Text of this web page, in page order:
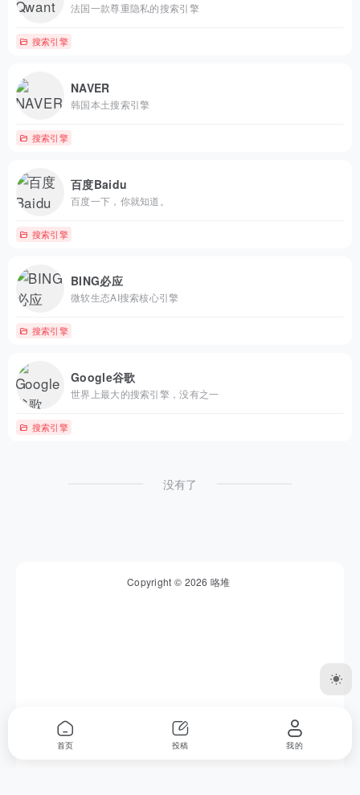
法国一款尊重隐私的搜索引擎
搜索引擎
NAVER
韩国本土搜索引擎
搜索引擎
百度Baidu
百度一下，你就知道。
搜索引擎
BING必应
微软生态AI搜索核心引擎
搜索引擎
Google谷歌
世界上最大的搜索引擎，没有之一
搜索引擎
没有了
Copyright © 2026咯堆
免责声明|网站地图
首页 投稿 我的